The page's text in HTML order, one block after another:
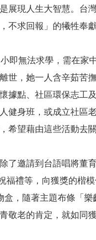
展現人生大智慧。台
求回報」的犧牲奉
即無法求學，需在家
世，她一人含辛茹苦
據點、社區環保志工
健身班，或成立社區
望藉由這些活動去
了邀請到台語唱將董
禮等，向獲獎的楷
，隨著主題布條「
敬老的肯定，就如同